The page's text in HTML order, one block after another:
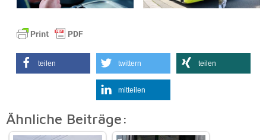
teilen twittern teilen
mitteilen
Ähnliche Beiträge: